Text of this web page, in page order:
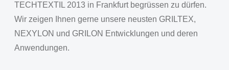
TECHTEXTIL 2013 in Frankfurt begrüssen zu dürfen.
Wir zeigen Ihnen gerne unsere neusten GRILTEX,
NEXYLON und GRILON Entwicklungen und deren
Anwendungen.